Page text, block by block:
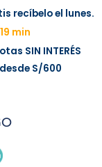
recíbelo el lunes.
min
SIN INTERÉS
desde S/600